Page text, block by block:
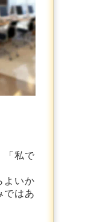
「私で
よいか
ではあ